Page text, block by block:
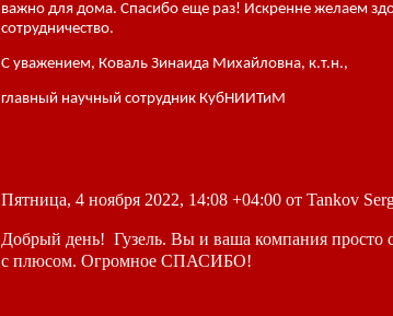
важно для дома. Спасибо еще раз! Искренне желаем
сотрудничество.
С уважением, Коваль Зинаида Михайловна, к.т.н.,
главный научный сотрудник КубНИИТиМ
Пятница, 4 ноября 2022, 14:08 +04:00 от Tankov
Добрый день! Гузель. Вы и ваша компания просто
с плюсом. Огромное СПАСИБО!